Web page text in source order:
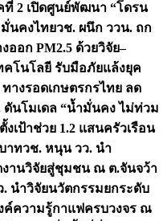
2 เปิดศูนย์พัฒนา “โดรน
นคงไทยวช. ผนึก ววน. ถก
อก PM2.5 ด้วยวิจัย–
คโนโลยี รับมือภัยแล้งยุค
างรอดเกษตรกรไทย ลด
ดันโมเดล “น้ำมั่นคง ไม่ท่วม
เป้าช่วย 1.2 แสนครัวเรือน
าทวช. หนุน วว. นำ
านวิจัยสู่ชุมชน ณ ต.จันจว้า
นำวิจัยนวัตกรรมยกระดับ
ค์ความรู้กาแฟครบวงจร ณ